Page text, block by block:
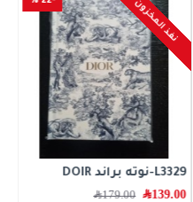
نفذ المخزون
L3329-نوته براند DOIR
139.00﷼ 179.00﷼